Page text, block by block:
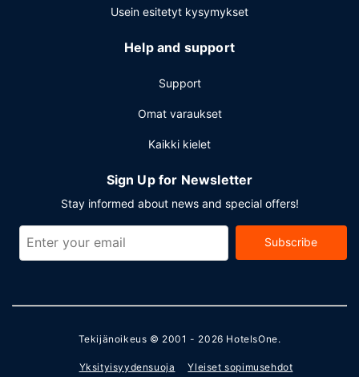
Usein esitetyt kysymykset
Help and support
Support
Omat varaukset
Kaikki kielet
Sign Up for Newsletter
Stay informed about news and special offers!
Subscribe
Tekijänoikeus © 2001 - 2026 HotelsOne.
Yksityisyydensuoja Yleiset sopimusehdot